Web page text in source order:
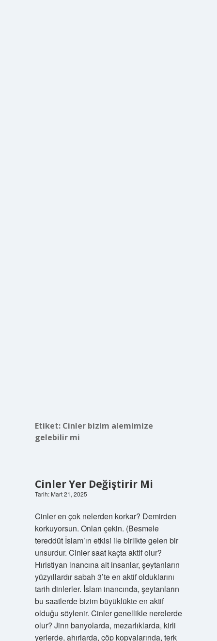
Etiket: Cinler bizim alemimize
gelebilir mi
Cinler Yer Değiştirir Mi
Tarih: Mart 21, 2025
Cinler en çok nelerden korkar? Demirden
korkuyorsun. Onları çekin. (Besmele
tereddüt İslam’ın etkisi ile birlikte gelen bir
unsurdur. Cinler saat kaçta aktif olur?
Hıristiyan inancına ait insanlar, şeytanların
yüzyıllardır sabah 3’te en aktif olduklarını
tarih dinlerler. İslam inancında, şeytanların
bu saatlerde bizim büyüklükte en aktif
olduğu söylenir. Cinler genellikle nerelerde
olur? Jinn banyolarda, mezarlıklarda, kirli
yerlerde, ahırlarda, çöp kopyalarında, terk